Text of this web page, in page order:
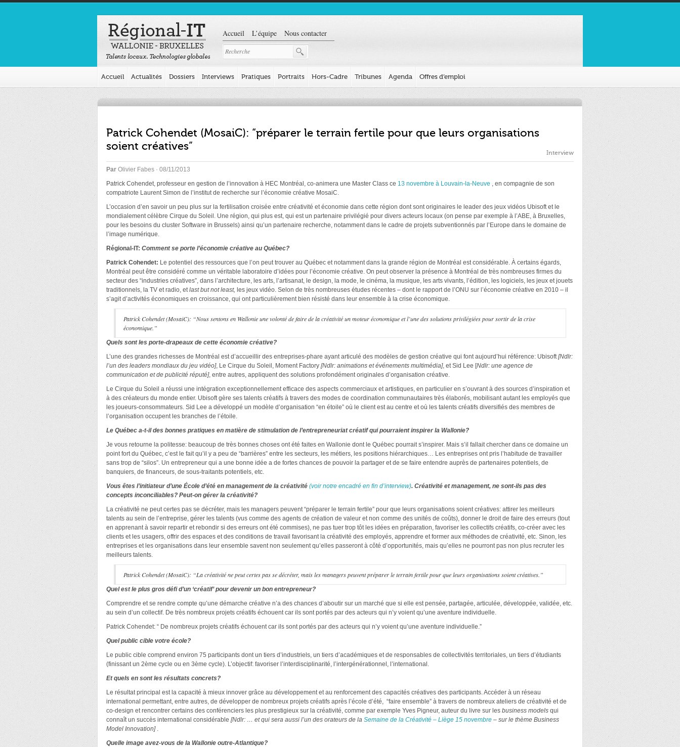
Accueil L’équipe Nous contacter
Accueil Actualités Dossiers Interviews Pratiques Portraits Hors-Cadre Tribunes Agenda Offres d’emploi
Patrick Cohendet (MosaiC): “préparer le terrain fertile pour que leurs organisations
soient créatives”
Interview
Par Olivier Fabes · 08/11/2013
Patrick Cohendet, professeur en gestion de l’innovation à HEC Montréal, co-animera une Master Class ce 13 novembre à Louvain-la-Neuve , en compagnie de son
compatriote Laurent Simon de l’institut de recherche sur l’économie créative MosaiC.
L’occasion d’en savoir un peu plus sur la fertilisation croisée entre créativité et économie dans cette région dont sont originaires le leader des jeux vidéos Ubisoft et le
mondialement célèbre Cirque du Soleil. Une région, qui plus est, qui est un partenaire privilégié pour divers acteurs locaux (on pense par exemple à l’ABE, à Bruxelles,
pour les besoins du cluster Software in Brussels) ainsi qu’un partenaire recherche, notamment dans le cadre de projets subventionnés par l’Europe dans le domaine de
l’image numérique.
Régional-IT: Comment se porte l’économie créative au Québec?
Patrick Cohendet: Le potentiel des ressources que l’on peut trouver au Québec et notamment dans la grande région de Montréal est considérable. À certains égards,
Montréal peut être considéré comme un véritable laboratoire d’idées pour l’économie créative. On peut observer la présence à Montréal de très nombreuses firmes du
secteur des “industries créatives”, dans l’architecture, les arts, l’artisanat, le design, la mode, le cinéma, la musique, les arts vivants, l’édition, les logiciels, les jeux et jouets
traditionnels, la TV et radio, etlast but not least, les jeux vidéo. Selon de très nombreuses études récentes – dont le rapport de l’ONU sur l’économie créative en 2010 – il
s’agit d’activités économiques en croissance, qui ont particulièrement bien résisté dans leur ensemble à la crise économique.
Patrick Cohendet (MosaiC): “Nous sentons en Wallonie une volonté de faire de la créativité un moteur économique et l’une des solutions privilégiées pour sortir de la crise
économique.”
Quels sont les porte-drapeaux de cette économie créative?
L’une des grandes richesses de Montréal est d’accueillir des entreprises-phare ayant articulé des modèles de gestion créative qui font aujourd’hui référence: Ubisoft[Ndlr:
l’un des leaders mondiaux du jeu vidéo], Le Cirque du Soleil, Moment Factory [Ndlr: animations et événements multimédia], et Sid Lee [Ndlr: une agence de
communication et de publicité réputé], entre autres, appliquent des solutions profondément originales d’organisation créative.
Le Cirque du Soleil a réussi une intégration exceptionnellement efficace des aspects commerciaux et artistiques, en particulier en s’ouvrant à des sources d’inspiration et
à des créateurs du monde entier. Ubisoft gère ses talents créatifs à travers des modes de coordination communautaires très élaborés, mobilisant autant les employés que
les joueurs-consommateurs. Sid Lee a développé un modèle d’organisation “en étoile” où le client est au centre et où les talents créatifs diversifiés des membres de
l’organisation occupent les branches de l’étoile.
Le Québec a-t-il des bonnes pratiques en matière de stimulation de l’entrepreneuriat créatif qui pourraient inspirer la Wallonie?
Je vous retourne la politesse: beaucoup de très bonnes choses ont été faites en Wallonie dont le Québec pourrait s’inspirer. Mais s’il fallait chercher dans ce domaine un
point fort du Québec, c’est le fait qu’il y a peu de “barrières” entre les secteurs, les métiers, les positions hiérarchiques… Les entreprises ont pris l’habitude de travailler
sans trop de “silos”. Un entrepreneur qui a une bonne idée a de fortes chances de pouvoir la partager et de se faire entendre auprès de partenaires potentiels, de
banquiers, de financeurs, de sous-traitants potentiels, etc.
Vous êtes l’initiateur d’une École d’été en management de la créativité (voir notre encadré en fin d’interview). Créativité et management, ne sont-ils pas des
concepts inconciliables? Peut-on gérer la créativité?
La créativité ne peut certes pas se décréter, mais les managers peuvent “préparer le terrain fertile” pour que leurs organisations soient créatives: attirer les meilleurs
talents au sein de l’entreprise, gérer les talents (vus comme des agents de création de valeur et non comme des unités de coûts), donner le droit de faire des erreurs (tout
en apprenant à savoir repartir et rebondir si des erreurs ont été commises), ne pas tuer trop tôt les idées en préparation, favoriser les collectifs créatifs, co-créer avec les
clients et les usagers, offrir des espaces et des conditions de travail favorisant la créativité des employés, apprendre et former aux méthodes de créativité, etc. Sinon, les
entreprises et les organisations dans leur ensemble savent non seulement qu’elles passeront à côté d’opportunités, mais qu’elles ne pourront pas non plus recruter les
meilleurs talents.
Patrick Cohendet (MosaiC): “La créativité ne peut certes pas se décréter, mais les managers peuvent préparer le terrain fertile pour que leurs organisations soient créatives.”
Quel est le plus gros défi d’un ‘créatif’ pour devenir un bon entrepreneur?
Comprendre et se rendre compte qu’une démarche créative n’a des chances d’aboutir sur un marché que si elle est pensée, partagée, articulée, développée, validée, etc.
au sein d’un collectif. De très nombreux projets créatifs échouent car ils sont portés par des acteurs qui n’y voient qu’une aventure individuelle.
Patrick Cohendet: “ De nombreux projets créatifs échouent car ils sont portés par des acteurs qui n’y voient qu’une aventure individuelle.”
Quel public cible votre école?
Le public cible comprend environ 75 participants dont un tiers d’industriels, un tiers d’académiques et de responsables de collectivités territoriales, un tiers d’étudiants
(finissant un 2ème cycle ou en 3ème cycle). L’objectif: favoriser l’interdisciplinarité, l’intergénérationnel, l’international.
Et quels en sont les résultats concrets?
Le résultat principal est la capacité à mieux innover grâce au développement et au renforcement des capacités créatives des participants. Accéder à un réseau
international permettant, entre autres, de développer de nombreux projets créatifs après l’école d’été, “faire ensemble” à travers de nombreux ateliers de créativité et de
co-design et rencontrer certains des conférenciers les plus prestigieux sur la créativité, comme par exemple Yves Pigneur, auteur du livre sur les business models qui
connaît un succès international considérable [Ndlr: … et qui sera aussi l’un des orateurs de la Semaine de la Créativité – Liège 15 novembre – sur le thème Business
Model Innovation] .
Quelle image avez-vous de la Wallonie outre-Atlantique?